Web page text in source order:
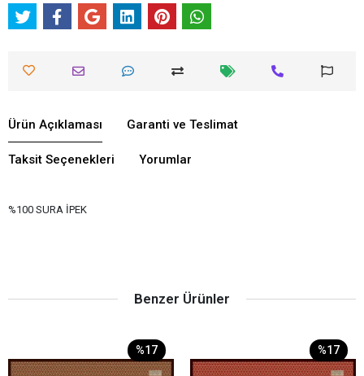
Ürün Açıklaması Garanti ve Teslimat
Taksit Seçenekleri Yorumlar
%100 SURA İPEK
Benzer Ürünler
%17 %17